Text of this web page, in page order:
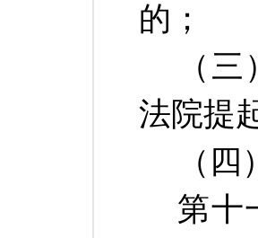
的；
（
法院提
（
第十